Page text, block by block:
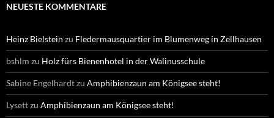
NEUESTE KOMMENTARE
Heinz Bielstein zu Fledermausquartier im Blumenweg in Zellhausen
bshlm zu Holz fürs Bienenhotel in der Walinusschule
Sabine Engelhardtzu Amphibienzaun am Königsee steht!
Lysettzu Amphibienzaun am Königsee steht!